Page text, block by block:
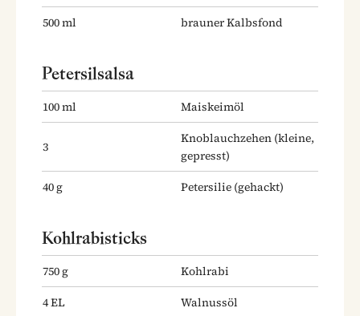
500ml brauner Kalbsfond
Petersilsalsa
100ml Maiskeimöl
3
Knoblauchzehen (kleine,
gepresst)
40g Petersilie (gehackt)
Kohlrabisticks
750g
Kohlrabi
4EL
Walnussöl